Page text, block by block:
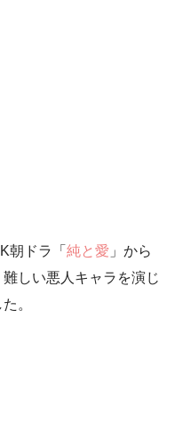
朝ドラ「 純と愛 」から
しい悪人キャラを演じ
。